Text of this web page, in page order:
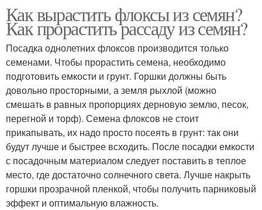
Как вырастить флоксы из семян?
Как прорастить рассаду из семян?
Посадка однолетних флоксов производится только
семенами. Чтобы прорастить семена, необходимо
подготовить емкости и грунт. Горшки должны быть
довольно просторными, а земля рыхлой (можно
смешать в равных пропорциях дерновую землю, песок,
перегной и торф). Семена флоксов не стоит
прикапывать, их надо просто посеять в грунт: так они
будут лучше и быстрее всходить. После посадки емкости
с посадочным материалом следует поставить в теплое
место, где достаточно солнечного света. Лучше накрыть
горшки прозрачной пленкой, чтобы получить парниковый
эффект и оптимальную влажность.